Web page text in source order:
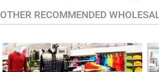
OTHER RECOMMENDED
MEN'S CASUAL CLOTHING